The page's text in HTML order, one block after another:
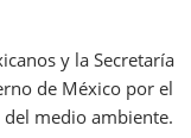
y la Secretaría
de México por el
medio ambiente.